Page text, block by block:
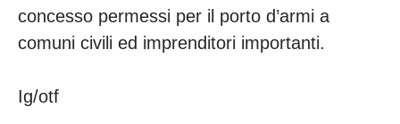
concesso permessi per il porto d’armi a
comuni civili ed imprenditori importanti.
Ig/otf